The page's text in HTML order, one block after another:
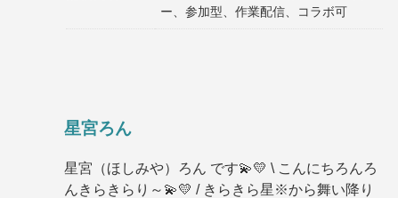
ー、参加型、作業配信、コラボ可
星宮ろん
星宮（ほしみや）ろん です︎💫💛 \ こんにちろんろ
んきらきらり～💫💛 / きらきら星※から舞い降り